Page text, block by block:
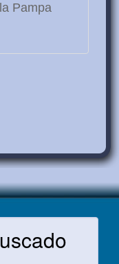
Pampa